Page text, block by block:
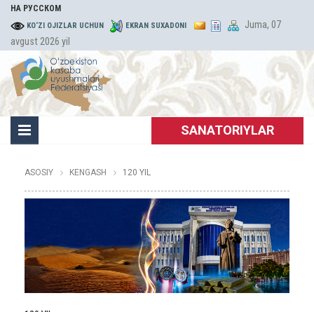
НА РУССКОМ
KO‘ZI OJIZLAR UCHUN EKRAN SUXADONI
Juma, 07
avgust 2026 yil
SANATORIYLAR
ASOSIY KENGASH 120 YIL